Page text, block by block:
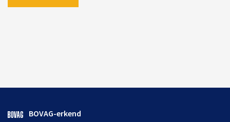
BOVAG-erkend